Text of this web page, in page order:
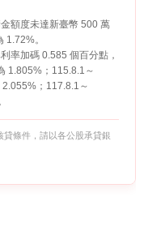
額度未達新臺幣 500 萬
1.72%。
率加碼 0.585 個百分點，
1.805%；115.8.1～
；117.8.1～
條件，請以各公股承貸銀